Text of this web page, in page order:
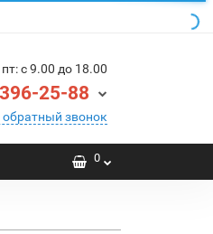
пт: с 9.00 до 18.00
396-25-88
обратный звонок
0